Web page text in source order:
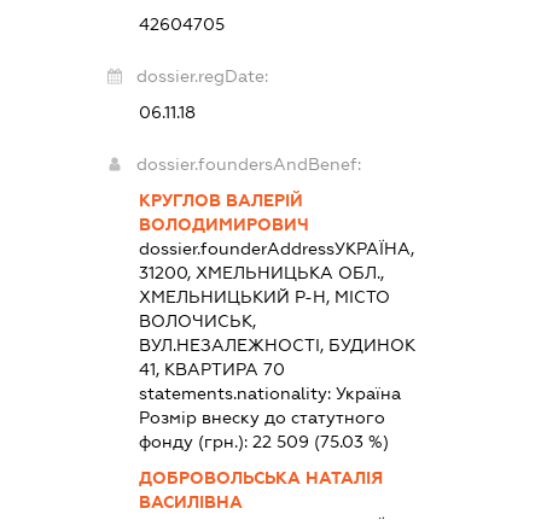
42604705
dossier.regDate:
06.11.18
dossier.foundersAndBenef:
КРУГЛОВ ВАЛЕРІЙ
ВОЛОДИМИРОВИЧ
dossier.founderAddressУКРАЇНА,
31200, ХМЕЛЬНИЦЬКА ОБЛ.,
ХМЕЛЬНИЦЬКИЙ Р-Н, МІСТО
ВОЛОЧИСЬК,
ВУЛ.НЕЗАЛЕЖНОСТІ, БУДИНОК
41, КВАРТИРА 70
statements.nationality:Україна
Розмір внеску до статутного
фонду (грн.):22 509 (75.03 %)
ДОБРОВОЛЬСЬКА НАТАЛІЯ
ВАСИЛІВНА